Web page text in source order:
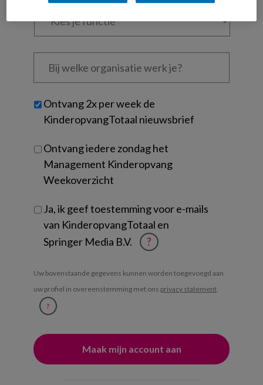
Kies
je
Bij
welke
je?
Untitled
Ontvang 2x per week de
KinderopvangTotaal nieuwsbrief
Ontvang iedere zondag het
Management Kinderopvang
Weekoverzicht
Ja, ik geef toestemming voor e-mails
van KinderopvangTotaal en
Springer Media B.V.
?
Uw bovenstaande gegevens kunnen worden toegevoegd aan
uw profiel in overeenstemming met ons privacy statement.
?